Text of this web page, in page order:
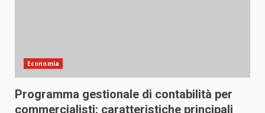
Economia
Programma gestionale di contabilità per
commercialisti: caratteristiche principali